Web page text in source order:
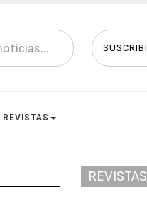
REVISTAS
REVISTAS